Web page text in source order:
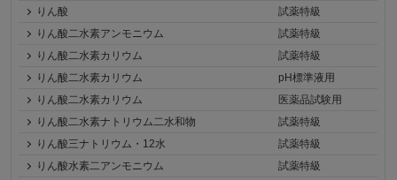
りん酸
試薬特級
りん酸二水素アンモニウム
試薬特級
りん酸二水素カリウム
試薬特級
りん酸二水素カリウム
pH標準液用
りん酸二水素カリウム
医薬品試験用
りん酸二水素ナトリウム二水和物
試薬特級
りん酸三ナトリウム・12水
試薬特級
りん酸水素二アンモニウム
試薬特級